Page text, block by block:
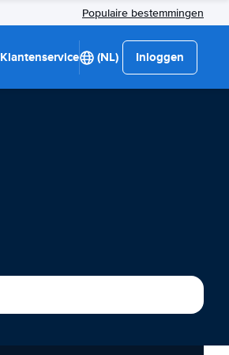
Populaire bestemmingen
Klantenservice (NL) Inloggen